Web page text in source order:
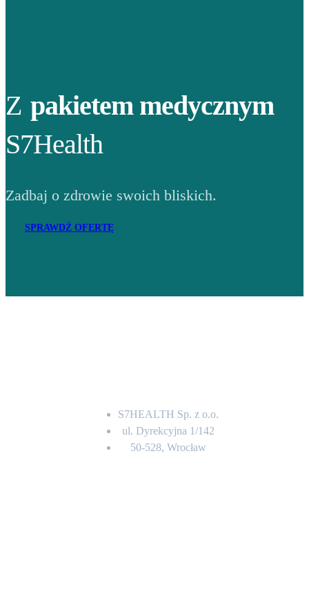
Z pakietem medycznym
S7Health
Zadbaj o zdrowie swoich bliskich.
SPRAWDŹ OFERTĘ
S7HEALTH Sp. z o.o.
ul. Dyrekcyjna 1/142
50-528, Wrocław